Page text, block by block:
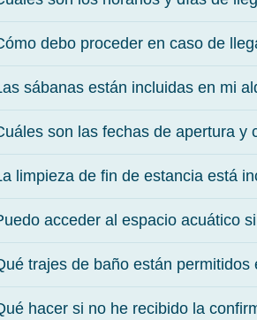
debo proceder en caso de
sábanas están incluidas en mi
son las fechas de apertura y
limpieza de fin de estancia está
acceder al espacio acuático
trajes de baño están permitidos
hacer si no he recibido la